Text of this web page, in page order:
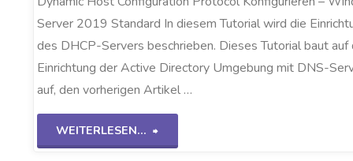
Server 2019 Standard In diesem Tutorial wird die
des DHCP-Servers beschrieben. Dieses Tutorial baut auf
Einrichtung der Active Directory Umgebung mit DNS-
auf, den vorherigen Artikel …
WEITERLESEN...
"DHCP